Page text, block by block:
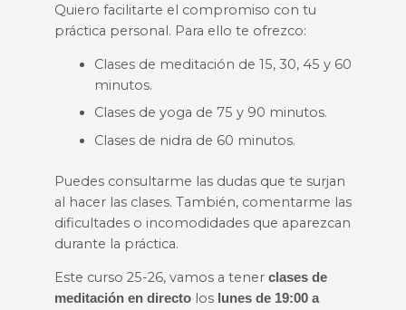
Quiero facilitarte el compromiso con tu
práctica personal. Para ello te ofrezco:
Clases de meditación de 15, 30, 45 y 60
minutos.
Clases de yoga de 75 y 90 minutos.
Clases de nidra de 60 minutos.
Puedes consultarme las dudas que te surjan
al hacer las clases. También, comentarme las
dificultades o incomodidades que aparezcan
durante la práctica.
Este curso 25-26, vamos a tener clases de
meditación en directo los lunes de 19:00 a